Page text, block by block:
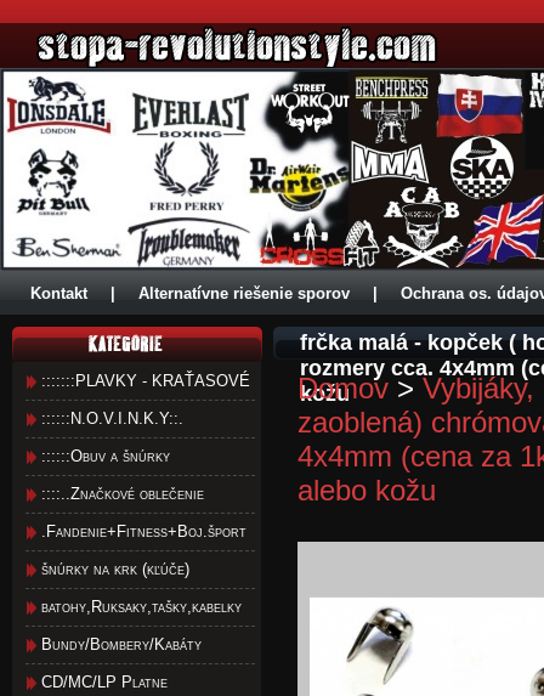
Kontakt Alternatívne riešenie sporov Ochrana os.
:::::::PLAVKY - KRAŤASOVÉ
::::::N.O.V.I.N.K.Y::.
::::::Obuv a šnúrky
::::..Značkové oblečenie
.Fandenie+Fitness+Boj.šport
šnúrky na krk (kľúče)
batohy,Ruksaky,tašky,kabelky
Bundy/Bombery/Kabáty
CD/MC/LP Platne
frčka malá - kopček (
rozmery cca. 4x4mm
kožu
Domov >
zaoblená)
4x4mm (cena za
alebo kožu